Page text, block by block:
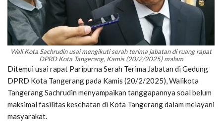
Wali Kota Sachrudin usai mengikuti serah terima jabatan di ruang rapat
DPRD Kota Tangerang, Kamis (20/2/2025) malam
Ditemui usai rapat Paripurna Serah Terima Jabatan di Gedung
DPRD Kota Tangerang pada Kamis (20/2/2025), Walikota
Tangerang Sachrudin menyampaikan tanggapannya soal belum
maksimal fasilitas kesehatan di Kota Tangerang dalam melayani
masyarakat.